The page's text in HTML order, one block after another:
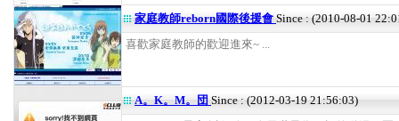
家庭教師reborn國際後援會 Since : (2010-08-01
喜歡家庭教師的歡迎進來~ ...
A。K。M。団 Since : (2012-03-19 21:56:03)